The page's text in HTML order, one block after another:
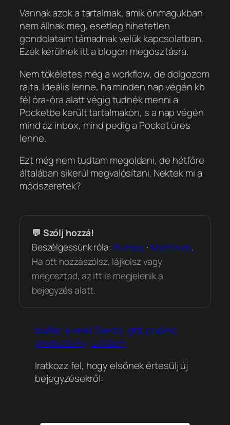
Vannak azok a tartalmak, amik önmagukban
nem állnak meg, esetleg hihetetlen
gondolataim támadnak velük kapcsolatban.
Ezek kerülnek itt a blogon megosztásra.
Nem tökéletes még a workflow, de dolgozom
rajta. Ideális lenne, ha minden nap végén kb
fél óra-óra alatt végig tudnék menni a
Pocketbe került tartalmakon, s a nap végén
mind az inbox, mind pedig a Pocket üres
lenne.
Ezt még nem tudtam megoldani, de hétfőre
általában sikerül megvalósítani. Nektek mi a
módszeretek?
💬 Szólj hozzá!
Beszélgessünk róla: Bluesky · Mastodon.
Ha ott hozzászólsz, lájkolsz vagy
megosztod, az itt is megjelenik a
bejegyzés alatt.
buffer e-mail Feedly gtd pocket
productivity tartalom
Iratkozz fel, hogy elsőnek értesülj új
bejegyzésekről: